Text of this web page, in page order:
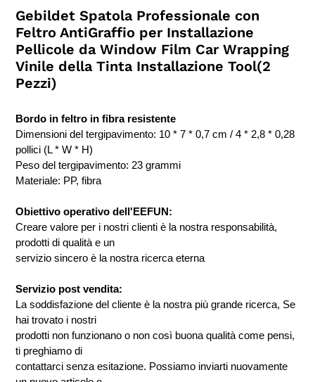
nel
carrello
Gebildet Spatola Professionale con
Feltro AntiGraffio per Installazione
Pellicole da Window Film Car Wrapping
Vinile della Tinta Installazione Tool(2
Pezzi)
Bordo in feltro in fibra resistente
Dimensioni del tergipavimento: 10 * 7 * 0,7 cm / 4 * 2,8 * 0,28
pollici (L * W * H)
Peso del tergipavimento: 23 grammi
Materiale: PP, fibra
Obiettivo operativo dell'EEFUN:
Creare valore per i nostri clienti è la nostra responsabilità,
prodotti di qualità e un
servizio sincero è la nostra ricerca eterna
Servizio post vendita:
La soddisfazione del cliente è la nostra più grande ricerca, Se
hai trovato i nostri
prodotti non funzionano o non così buona qualità come pensi,
ti preghiamo di
contattarci senza esitazione. Possiamo inviarti nuovamente